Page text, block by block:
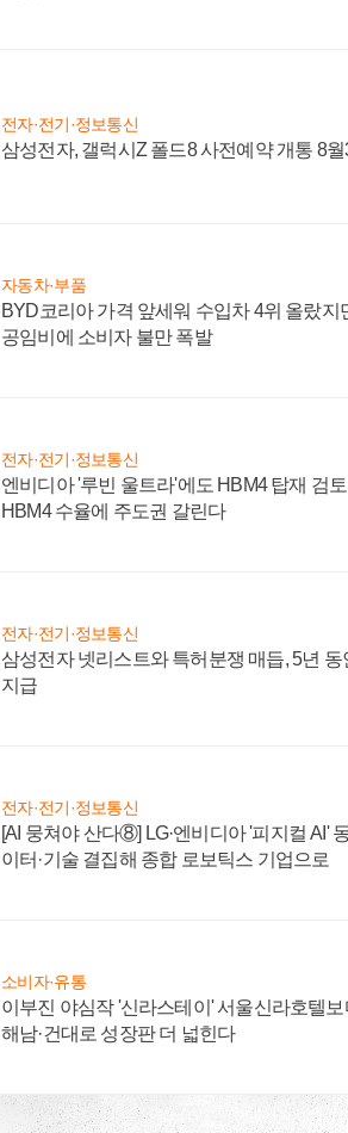
전자·전기·정보통신
삼성전자, 갤럭시Z 폴드8 사전예약 개통 8
자동차·부품
BYD코리아 가격 앞세워 수입차 4위 올랐지
공임비에 소비자 불만 폭발
전자·전기·정보통신
엔비디아 '루빈 울트라'에도 HBM4 탑재 검
HBM4 수율에 주도권 갈린다
전자·전기·정보통신
삼성전자 넷리스트와 특허분쟁 매듭, 5년 동
지급
전자·전기·정보통신
[AI 뭉쳐야 산다⑧] LG·엔비디아 '피지컬 AI'
이터·기술 결집해 종합 로보틱스 기업으로
소비자·유통
이부진 야심작 '신라스테이' 서울신라호텔보
해남·건대로 성장판 더 넓힌다